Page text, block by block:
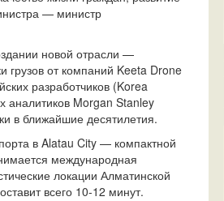
— министр
новой отрасли —
от компаний Keeta Drone
разработчиков (Korea
Morgan Stanley
в ближайшие десятилетия.
в Alatau City — компактной
международная
локации Алматинской
всего 10-12 минут.